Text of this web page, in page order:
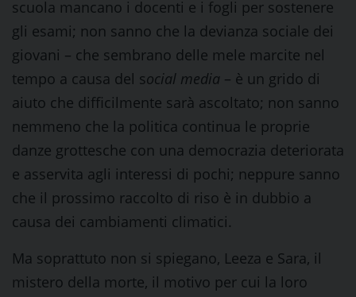
scuola mancano i docenti e i fogli per sostenere
gli esami; non sanno che la devianza sociale dei
giovani – che sembrano delle mele marcite nel
tempo a causa del social media – è un grido di
aiuto che difficilmente sarà ascoltato; non sanno
nemmeno che la politica continua le proprie
danze grottesche con una democrazia deteriorata
e asservita agli interessi di pochi; neppure sanno
che il prossimo raccolto di riso è in dubbio a
causa dei cambiamenti climatici.
Ma soprattuto non si spiegano, Leeza e Sara, il
mistero della morte, il motivo per cui la loro